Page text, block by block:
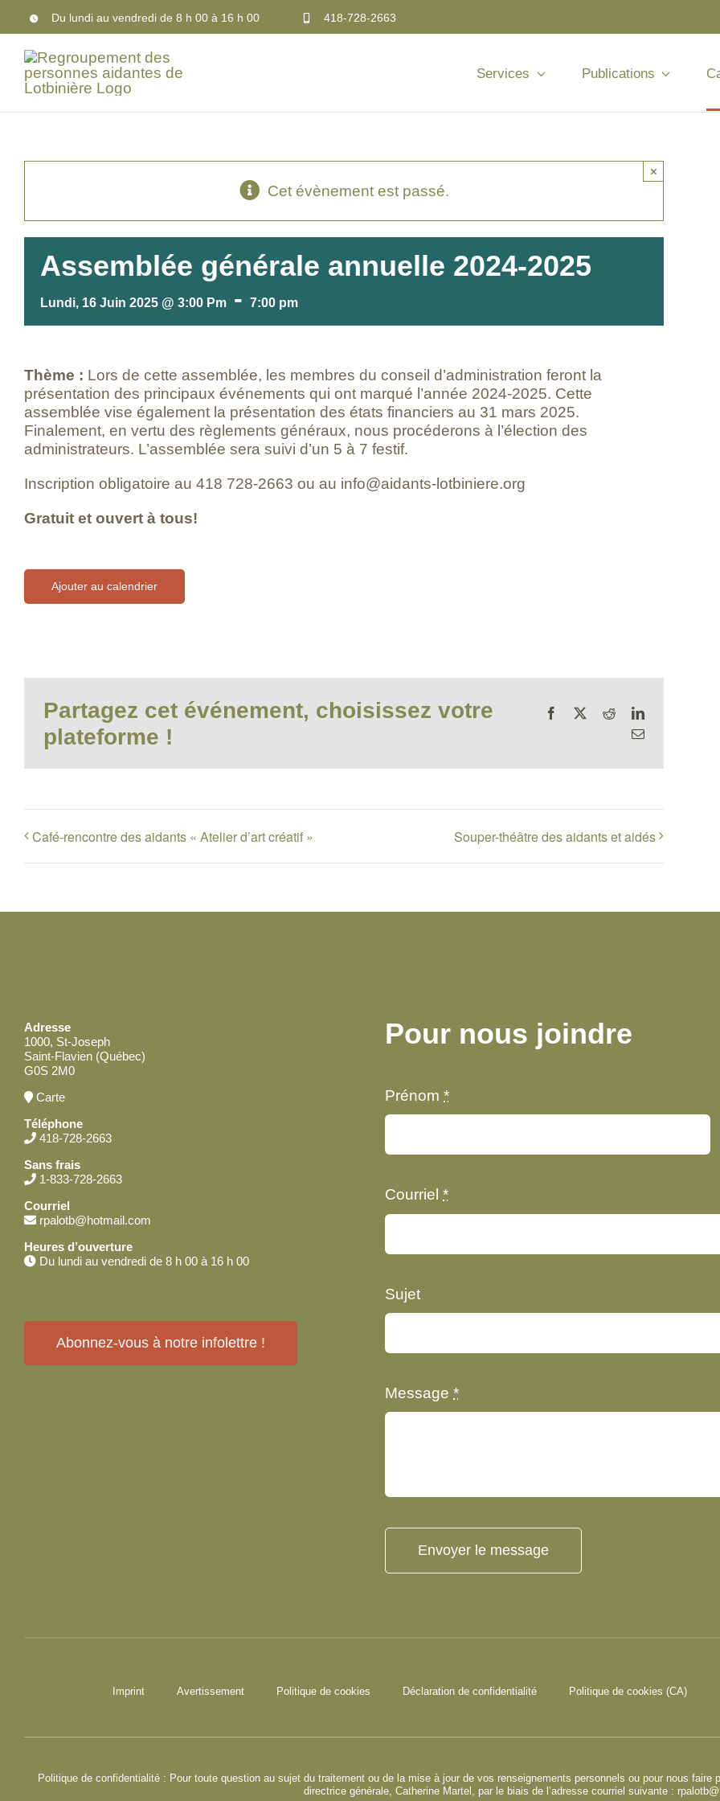
Du lundi au vendredi de 8 h 00 à 16 h 00 418-728-2663
Services Publications
Cet évènement est passé.
×
Assemblée générale annuelle 2024-2025
Lundi, 16 Juin 2025 @ 3:00 Pm - 7:00 pm
Thème : Lors de cette assemblée, les membres du conseil d’administration feront la
présentation des principaux événements qui ont marqué l’année 2024-2025. Cette
assemblée vise également la présentation des états financiers au 31 mars 2025.
Finalement, en vertu des règlements généraux, nous procéderons à l’élection des
administrateurs. L’assemblée sera suivi d’un 5 à 7 festif.
Inscription obligatoire au 418 728-2663 ou au info@aidants-lotbiniere.org
Gratuit et ouvert à tous!
Ajouter au calendrier
Partagez cet événement, choisissez votre
plateforme !
Facebook RedditLinkedIn
Email
Café-rencontre des aidants « Atelier d’art créatif » Souper-théâtre des aidants et aidés
Adresse
1000, St-Joseph
Saint-Flavien (Québec)
G0S 2M0
Carte
Téléphone
418-728-2663
Sans frais
1-833-728-2663
Courriel
rpalotb@hotmail.com
Heures d’ouverture
Du lundi au vendredi de 8 h 00 à 16 h 00
Abonnez-vous à notre infolettre !
Pour nous joindre
Prénom*
Courriel*
Sujet
Message*
Envoyer le message
Imprint Avertissement Politique de cookies Déclaration de confidentialité Politique de cookies (CA)
Politique de confidentialité : Pour toute question au sujet du traitement ou de la mise à jour de vos renseignements personnels ou pour nous
directrice générale, Catherine Martel, par le biais de l’adresse courriel suivante :